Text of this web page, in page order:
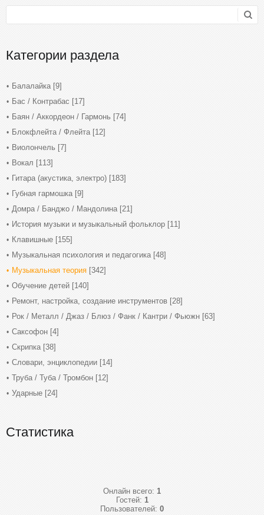
Категории раздела
Балалайка [9]
Бас / Контрабас [17]
Баян / Аккордеон / Гармонь [74]
Блокфлейта / Флейта [12]
Виолончель [7]
Вокал [113]
Гитара (акустика, электро) [183]
Губная гармошка [9]
Домра / Банджо / Мандолина [21]
История музыки и музыкальный фольклор [11]
Клавишные [155]
Музыкальная психология и педагогика [48]
Музыкальная теория [342]
Обучение детей [140]
Ремонт, настройка, создание инструментов [28]
Рок / Металл / Джаз / Блюз / Фанк / Кантри / Фьюжн [63]
Саксофон [4]
Скрипка [38]
Словари, энциклопедии [14]
Труба / Туба / Тромбон [12]
Ударные [24]
Статистика
Онлайн всего: 1
Гостей: 1
Пользователей: 0